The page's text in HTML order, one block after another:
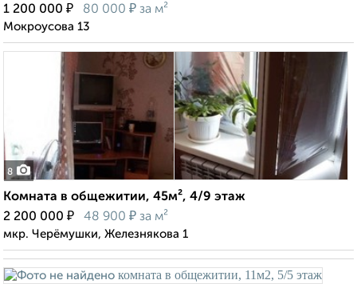
1 200 000 ₽ 80 000 ₽ за м²
Мокроусова 13
8
Комната в общежитии, 45м², 4/9 этаж
2 200 000 ₽ 48 900 ₽ за м²
мкр. Черёмушки, Железнякова 1